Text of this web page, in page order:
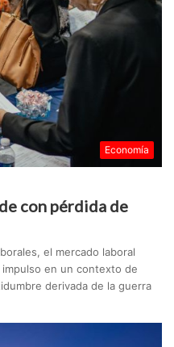
Economía
con pérdida de
el mercado laboral
en un contexto de
derivada de la guerra